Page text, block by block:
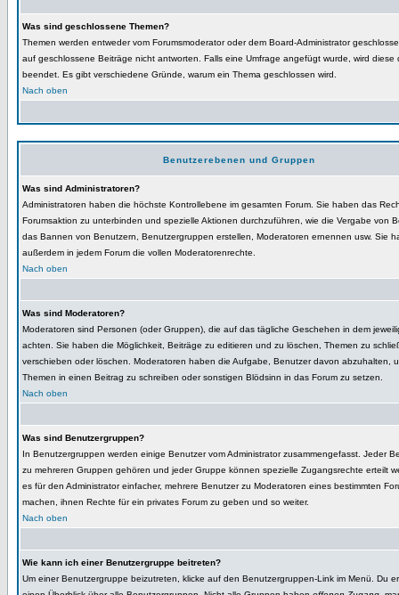
Was sind geschlossene Themen?
Themen werden entweder vom Forumsmoderator oder dem Board-Administrator
auf geschlossene Beiträge nicht antworten. Falls eine Umfrage angefügt wurde, wird diese
beendet. Es gibt verschiedene Gründe, warum ein Thema geschlossen wird.
Nach oben
Benutzerebenen und Gruppen
Was sind Administratoren?
Administratoren haben die höchste Kontrollebene im gesamten Forum. Sie haben das
Forumsaktion zu unterbinden und spezielle Aktionen durchzuführen, wie die Vergabe von
das Bannen von Benutzern, Benutzergruppen erstellen, Moderatoren ernennen usw. Sie
außerdem in jedem Forum die vollen Moderatorenrechte.
Nach oben
Was sind Moderatoren?
Moderatoren sind Personen (oder Gruppen), die auf das tägliche Geschehen in dem
achten. Sie haben die Möglichkeit, Beiträge zu editieren und zu löschen, Themen zu
verschieben oder löschen. Moderatoren haben die Aufgabe, Benutzer davon abzuhalten,
Themen in einen Beitrag zu schreiben oder sonstigen Blödsinn in das Forum zu setzen.
Nach oben
Was sind Benutzergruppen?
In Benutzergruppen werden einige Benutzer vom Administrator zusammengefasst. Jeder
zu mehreren Gruppen gehören und jeder Gruppe können spezielle Zugangsrechte erteilt
es für den Administrator einfacher, mehrere Benutzer zu Moderatoren eines bestimmten
machen, ihnen Rechte für ein privates Forum zu geben und so weiter.
Nach oben
Wie kann ich einer Benutzergruppe beitreten?
Um einer Benutzergruppe beizutreten, klicke auf den Benutzergruppen-Link im Menü. Du